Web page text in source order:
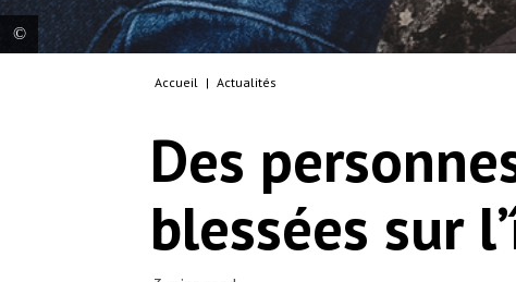
MSF team found three people handcuffed during
island of Lesvos. Since June 2022, MSF has been
conducting emergency interventions on Lesvos to
provide medical and psychological first aid to
people who arrived on the island by boat.
Accueil | Actualités
Des
blessées sur